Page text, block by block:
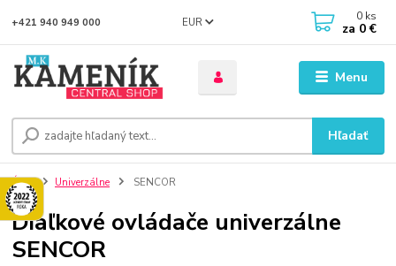
Menu
EUR
Hľadať
+421 940 949 000 0 ks
za 0 €
Úvod Univerzálne SENCOR
Diaľkové ovládače univerzálne
SENCOR